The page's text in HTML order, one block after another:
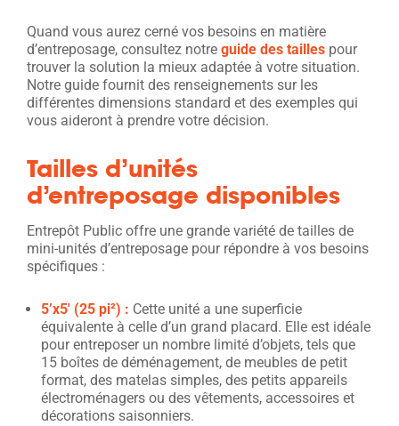
Quand vous aurez cerné vos besoins en matière
d’entreposage, consultez notre guide des tailles pour
trouver la solution la mieux adaptée à votre situation.
Notre guide fournit des renseignements sur les
différentes dimensions standard et des exemples qui
vous aideront à prendre votre décision.
Tailles d’unités
d’entreposage disponibles
Entrepôt Public offre une grande variété de tailles de
mini-unités d’entreposage pour répondre à vos besoins
spécifiques :
5’x5′ (25 pi²) : Cette unité a une superficie
équivalente à celle d’un grand placard. Elle est idéale
pour entreposer un nombre limité d’objets, tels que
15 boîtes de déménagement, de meubles de petit
format, des matelas simples, des petits appareils
électroménagers ou des vêtements, accessoires et
décorations saisonniers.